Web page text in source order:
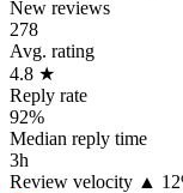
New reviews
278
Avg. rating
4.8 ★
Reply rate
92%
Median reply time
3h
Review velocity ▲